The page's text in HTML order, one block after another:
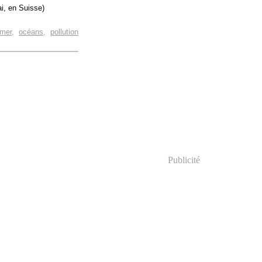
en Suisse)
mer, océans, pollution
Publicité